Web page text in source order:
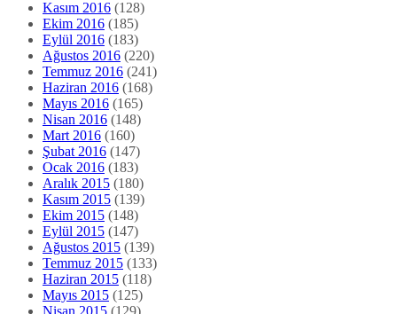
Kasım 2016 (128)
Ekim 2016 (185)
Eylül 2016 (183)
Ağustos 2016 (220)
Temmuz 2016 (241)
Haziran 2016 (168)
Mayıs 2016 (165)
Nisan 2016 (148)
Mart 2016 (160)
Şubat 2016 (147)
Ocak 2016 (183)
Aralık 2015 (180)
Kasım 2015 (139)
Ekim 2015 (148)
Eylül 2015 (147)
Ağustos 2015 (139)
Temmuz 2015 (133)
Haziran 2015 (118)
Mayıs 2015 (125)
Nisan 2015 (129)